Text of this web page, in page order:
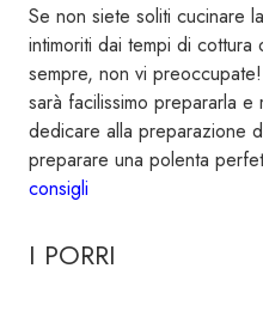
Se non siete soliti cucinare la
intimoriti dai tempi di
sempre, non vi
sarà facilissimo prepararla
dedicare alla preparazione
preparare una polenta
consigli
I PORRI